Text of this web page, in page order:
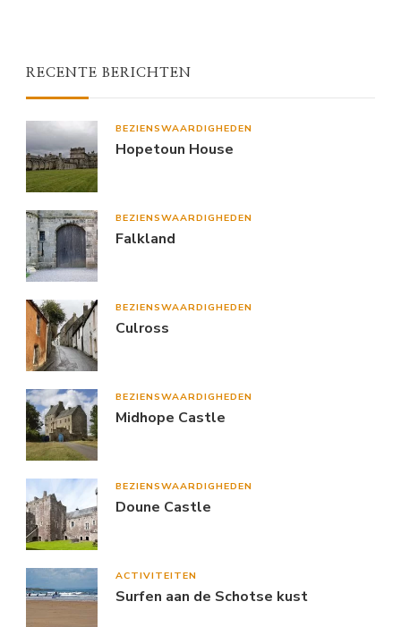
RECENTE BERICHTEN
BEZIENSWAARDIGHEDEN
Hopetoun House
BEZIENSWAARDIGHEDEN
Falkland
BEZIENSWAARDIGHEDEN
Culross
BEZIENSWAARDIGHEDEN
Midhope Castle
BEZIENSWAARDIGHEDEN
Doune Castle
ACTIVITEITEN
Surfen aan de Schotse kust